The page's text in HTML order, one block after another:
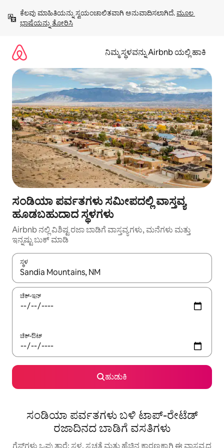
ಹೋಗಿ
ಕೆಲವು ಮಾಹಿತಿಯನ್ನು ಸ್ವಯಂಚಾಲಿತವಾಗಿ ಅನುವಾದಿಸಲಾಗಿದೆ. ಮೂಲ
ಭಾಷೆಯನ್ನು ತೋರಿಸಿ
ನಿಮ್ಮ ಸ್ಥಳವನ್ನು Airbnb ಯಲ್ಲಿ ಹಾಕಿ
ಸಂಡಿಯಾ ಪರ್ವತಗಳು ಸಮೀಪದಲ್ಲಿ ವಾಸ್ತವ್ಯ
ಹೂಡಬಹುದಾದ ಸ್ಥಳಗಳು
Airbnb ನಲ್ಲಿ ವಿಶಿಷ್ಟ ರಜಾ ಬಾಡಿಗೆ ವಾಸ್ತವ್ಯಗಳು, ಮನೆಗಳು ಮತ್ತು
ಇನ್ನಷ್ಟು ಬುಕ್ ಮಾಡಿ
ಸ್ಥಳ
ಫಲಿತಾಂಶಗಳು ಲಭ್ಯವಿರುವಾಗ, ಅಪ್ ಮತ್ತು ಡೌನ್ ಬಾಣದ ಕೀಲಿಗಳೊಂದಿಗೆ
ಚೆಕ್-ಇನ್
ಚೆಕ್-ಔಟ್
ಹುಡುಕಿ
ಸಂಡಿಯಾ ಪರ್ವತಗಳು ಬಳಿ ಟಾಪ್-ರೇಟೆಡ್
ರಜಾದಿನದ ಬಾಡಿಗೆ ವಸತಿಗಳು
ಗೆಸ್ಟ್‌ಗಳು ಒಪ್ಪುತ್ತಾರೆ: ಸ್ಥಳ, ಸ್ವಚ್ಛತೆ ಮತ್ತು ಹೆಚ್ಚಿನ ಕಾರಣಕ್ಕಾಗಿ ಈ ವಾಸ್ತವ್ಯದ